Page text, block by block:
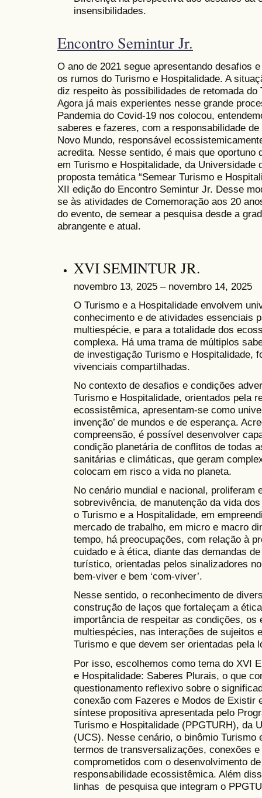
insensibilidades.
Encontro Semintur Jr.
O ano de 2021 segue apresentando desafios
os rumos do Turismo e Hospitalidade. A
diz respeito às possibilidades de retomada
Agora já mais experientes nesse grande
Pandemia do Covid-19 nos colocou,
saberes e fazeres, com a responsabilidade
Novo Mundo, responsável
acredita. Nesse sentido, é mais que oportuno
em Turismo e Hospitalidade, da Universidade
proposta temática “Semear Turismo e
XII edição do Encontro Semintur Jr. Desse
se às atividades de Comemoração aos 20
do evento, de semear a pesquisa desde a
abrangente e atual.
XVI SEMINTUR JR.
novembro 13, 2025 – novembro 14, 2025
O Turismo e a Hospitalidade envolvem
conhecimento e de atividades essenciais
multiespécie, e para a totalidade dos
complexa. Há uma trama de múltiplos
de investigação Turismo e Hospitalidade,
vivenciais compartilhadas.
No contexto de desafios e condições
Turismo e Hospitalidade, orientados pela
ecossistêmica, apresentam-se como
invenção’ de mundos e de esperança.
compreensão, é possível desenvolver
condição planetária de conflitos de todas
sanitárias e climáticas, que geram
colocam em risco a vida no planeta.
No cenário mundial e nacional, proliferam
sobrevivência, de manutenção da vida
o Turismo e a Hospitalidade, em
mercado de trabalho, em micro e macro
tempo, há preocupações, com relação à
cuidado e à ética, diante das demandas
turístico, orientadas pelos sinalizadores
bem-viver e bem ‘com-viver’.
Nesse sentido, o reconhecimento de
construção de laços que fortaleçam a
importância de respeitar as condições,
multiespécies, nas interações de sujeitos
Turismo e que devem ser orientadas pela
Por isso, escolhemos como tema do XVI
e Hospitalidade: Saberes Plurais, o que
questionamento reflexivo sobre o
conexão com Fazeres e Modos de Existir
síntese propositiva apresentada pelo
Turismo e Hospitalidade (PPGTURH), da
(UCS). Nesse cenário, o binômio Turismo
termos de transversalizações, conexões
comprometidos com o desenvolvimento
responsabilidade ecossistêmica. Além
linhas de pesquisa que integram o